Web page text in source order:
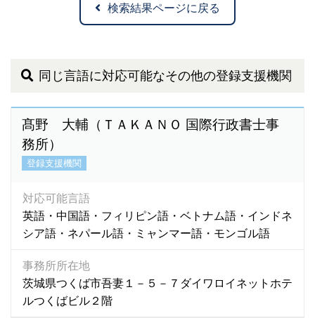
検索結果ページに戻る
同じ言語に対応可能なその他の登録支援機関
髙野 大輔（ＴＡＫＡＮＯ 国際行政書士事
務所）
登録支援機関
対応可能言語
英語・中国語・フィリピン語・ベトナム語・インドネ
シア語・ネパール語・ミャンマー語・モンゴル語
事務所所在地
茨城県つくば市吾妻１－５－７ダイワロイネットホテ
ルつくばビル２階